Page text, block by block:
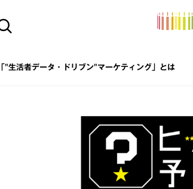
「"生活者データ・ドリブン"マーケティング」とは